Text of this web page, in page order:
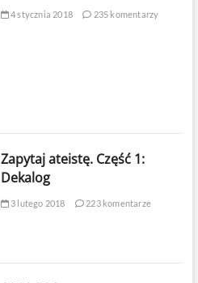
4 stycznia 2018 235 komentarzy
Zapytaj ateistę. Część 1:
Dekalog
3 lutego 2018 223 komentarze